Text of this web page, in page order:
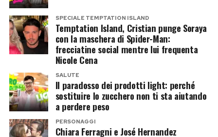
pazienti arrivano in
studio con pelle
arrossata, che tira,
lucida ma disidratata,
e con una forte
sensibilità a prodotti
precedentemente
tollerati. Questa
SPECIALE TEMPTATION ISLAND
Temptation Island, Cristian punge Soraya
con la maschera di Spider-Man:
frecciatine social mentre lui frequenta
Nicole Cena
SALUTE
Il paradosso dei prodotti light: perché
sostituire lo zucchero non ti sta aiutando
a perdere peso
PERSONAGGI
Chiara Ferragni e José Hernandez